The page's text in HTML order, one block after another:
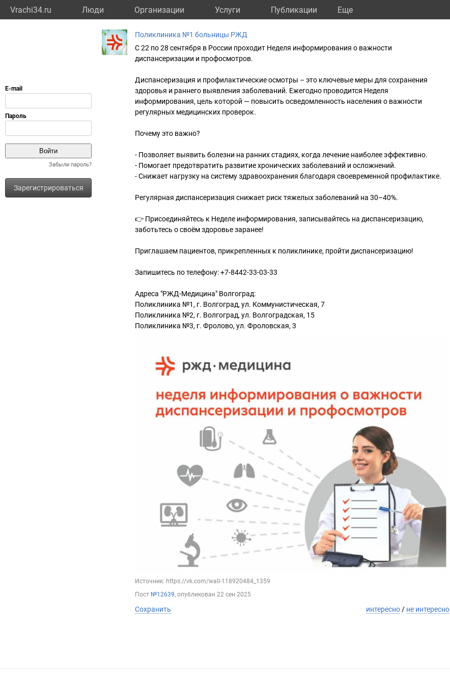
Vrachi34.ru Люди Организации Услуги Публикации Eще
Забыли пароль?
Зарегистрироваться
Поликлиника №1 больницы РЖД
С 22 по 28 сентября в России проходит Неделя информирования о важности
диспансеризации и профосмотров.
Диспансеризация и профилактические осмотры – это ключевые меры для сохранения
здоровья и раннего выявления заболеваний. Ежегодно проводится Неделя
информирования, цель которой — повысить осведомленность населения о важности
регулярных медицинских проверок.
Почему это важно?
- Позволяет выявить болезни на ранних стадиях, когда лечение наиболее эффективно.
- Помогает предотвратить развитие хронических заболеваний и осложнений.
- Снижает нагрузку на систему здравоохранения благодаря своевременной профилактике.
Регулярная диспансеризация снижает риск тяжелых заболеваний на 30–40%.
👉 Присоединяйтесь к Неделе информирования, записывайтесь на диспансеризацию,
заботьтесь о своём здоровье заранее!
Приглашаем пациентов, прикрепленных к поликлинике, пройти диспансеризацию!
Запишитесь по телефону: +7-8442-33-03-33
Адреса "РЖД-Медицина" Волгоград:
Поликлиника №1, г. Волгоград, ул. Коммунистическая, 7
Поликлиника №2, г. Волгоград, ул. Волгоградская, 15
Поликлиника №3, г. Фролово, ул. Фроловская, 3
Источник: https://vk.com/wall-118920484_1359
Пост №12639, опубликован 22 сен 2025
Сохранить интересно / не интересно